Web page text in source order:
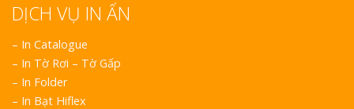
DỊCH VỤ IN ẤN
– In Catalogue
– In Tờ Rơi – Tờ Gấp
– In Folder
– In Bạt Hiflex